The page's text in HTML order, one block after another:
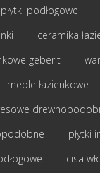
płytki podłogowe
ceramika
geberit
meble łazienkowe
płytki
cisa